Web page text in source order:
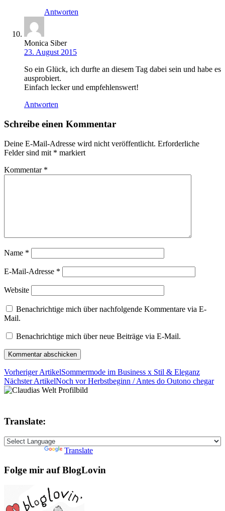
Antworten
Monica Siber
23. August 2015
So ein Glück, ich durfte an diesem Tag dabei sein und habe es
ausprobiert.
Einfach lecker und empfehlenswert!
Antworten
Schreibe einen Kommentar
Deine E-Mail-Adresse wird nicht veröffentlicht. Erforderliche
Felder sind mit * markiert
Kommentar *
Name *
E-Mail-Adresse *
Website
Benachrichtige mich über nachfolgende Kommentare via E-
Mail.
Benachrichtige mich über neue Beiträge via E-Mail.
Vorheriger ArtikelSommermode im Business x Stil & Eleganz
Nächster ArtikelNoch vor Herbstbeginn / Antes do Outono chegar
Translate:
Translate
Folge mir auf BlogLovin